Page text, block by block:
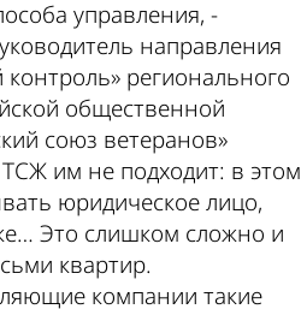
управления, -
направления
регионального
общественной
союз ветеранов»
им не подходит: в этом
юридическое лицо,
Это слишком сложно и
квартир.
компании такие